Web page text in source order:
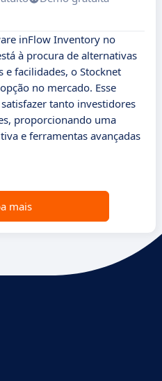
inFlow Inventory no
à procura de alternativas
e facilidades, o Stocknet
no mercado. Esse
tanto investidores
proporcionando uma
e ferramentas avançadas
mais